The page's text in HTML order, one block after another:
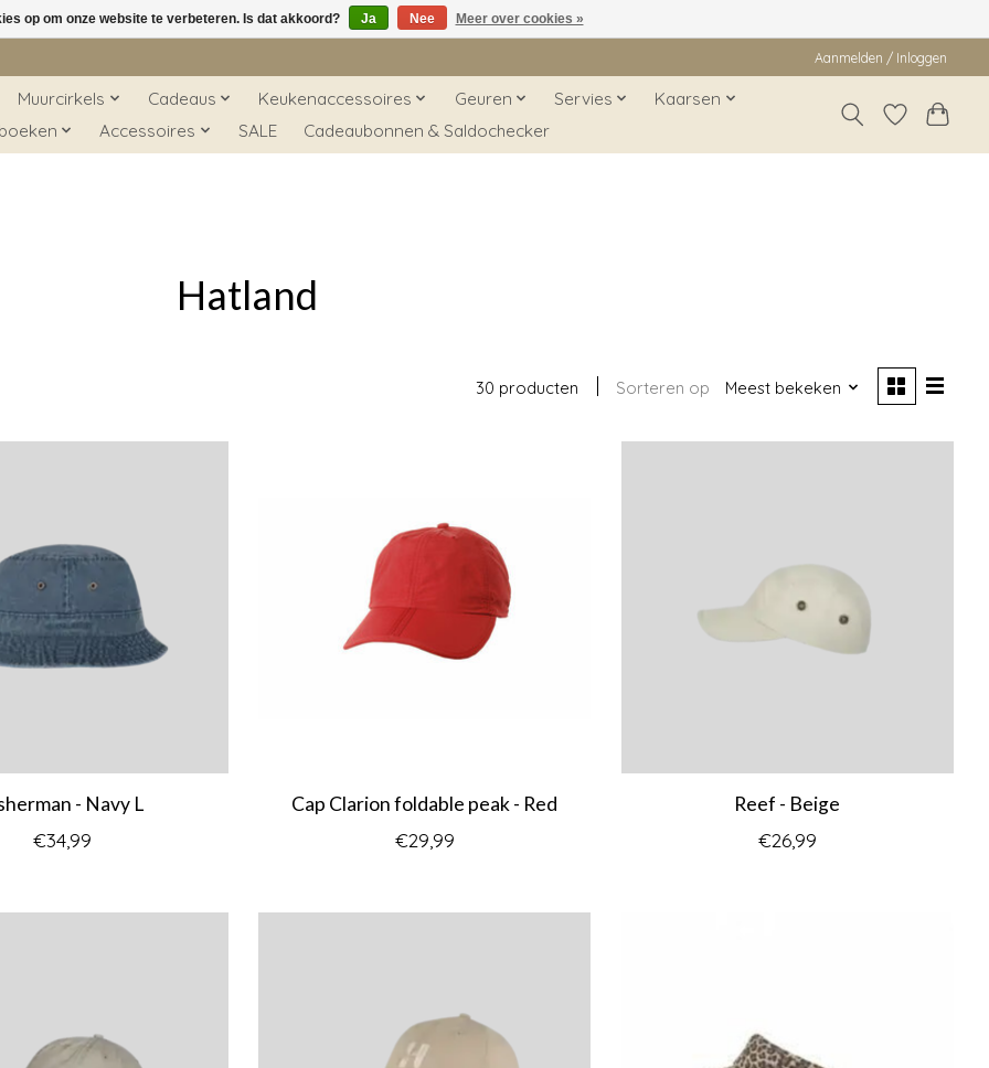
Aanmelden / Inloggen
Muurcirkels Cadeaus Keukenaccessoires Geuren Servies
Kaarsen
Accessoires SALE Cadeaubonnen & Saldochecker
Hatland
30 producten Sorteren op Meest bekeken
- Navy L
€34,99
Cap Clarion foldable peak - Red
€29,99
Reef - Beige
€26,99
op om onze website te verbeteren. Is dat akkoord? Ja Nee Meer over cookies »